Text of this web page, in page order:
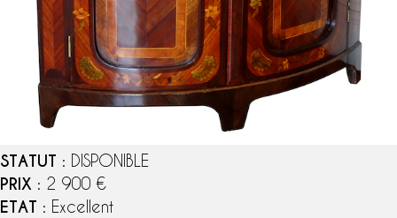
STATUT : DISPONIBLE
PRIX : 2 900 €
ETAT : Excellent